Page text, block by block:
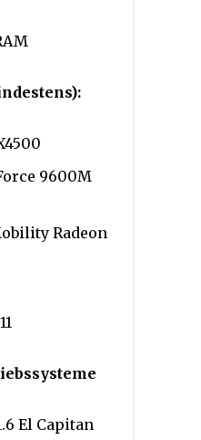
9600M
Radeon
El Capitan